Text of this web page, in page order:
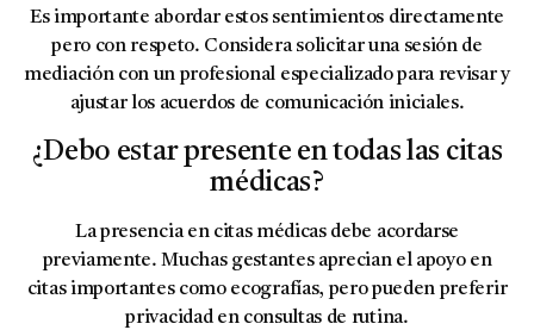
Es importante abordar estos sentimientos directamente
pero con respeto. Considera solicitar una sesión de
mediación con un profesional especializado para revisar y
ajustar los acuerdos de comunicación iniciales.
¿Debo estar presente en todas las citas
médicas?
La presencia en citas médicas debe acordarse
previamente. Muchas gestantes aprecian el apoyo en
citas importantes como ecografías, pero pueden preferir
privacidad en consultas de rutina.